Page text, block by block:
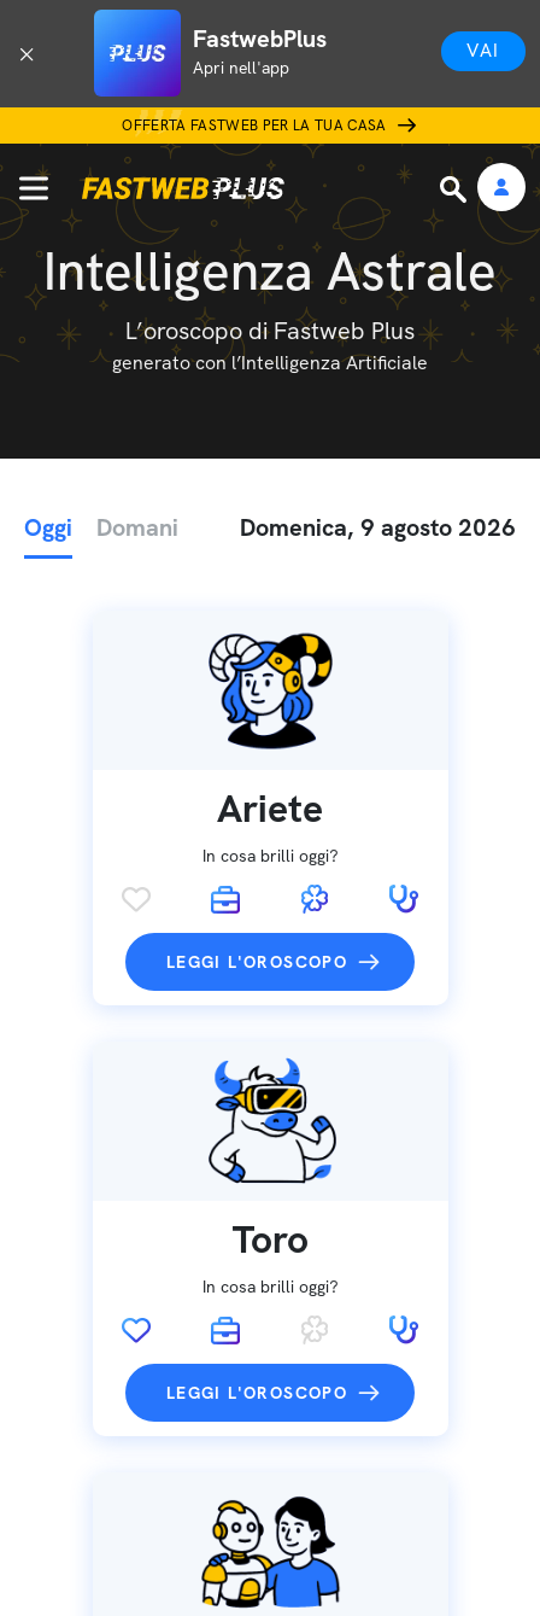
FastwebPlus
Apri nell'app
VAI
OFFERTA FASTWEB PER LA TUA CASA
Intelligenza Astrale
L’oroscopo di Fastweb Plus
generato con l’Intelligenza Artificiale
Oggi Domani Domenica, 9 agosto 2026
Ariete
In cosa brilli oggi?
LEGGI L'OROSCOPO
Toro
In cosa brilli oggi?
LEGGI L'OROSCOPO